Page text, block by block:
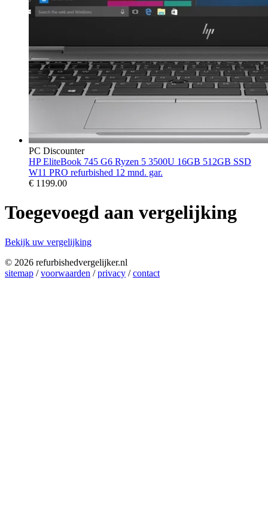
PC Discounter
HP EliteBook 745 G6 Ryzen 5 3500U 16GB 512GB SSD
W11 PRO refurbished 12 mnd. gar.
€ 1199.00
Toegevoegd aan vergelijking
Bekijk uw vergelijking
© 2026 refurbishedvergelijker.nl
sitemap /voorwaarden /privacy /contact